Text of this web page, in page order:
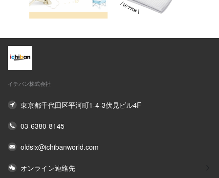
イチバン株式会社
東京都千代田区平河町1-4-3伏見ビル4F
03-6380-8145
oldsix@ichibanworld.com
オンライン連絡先